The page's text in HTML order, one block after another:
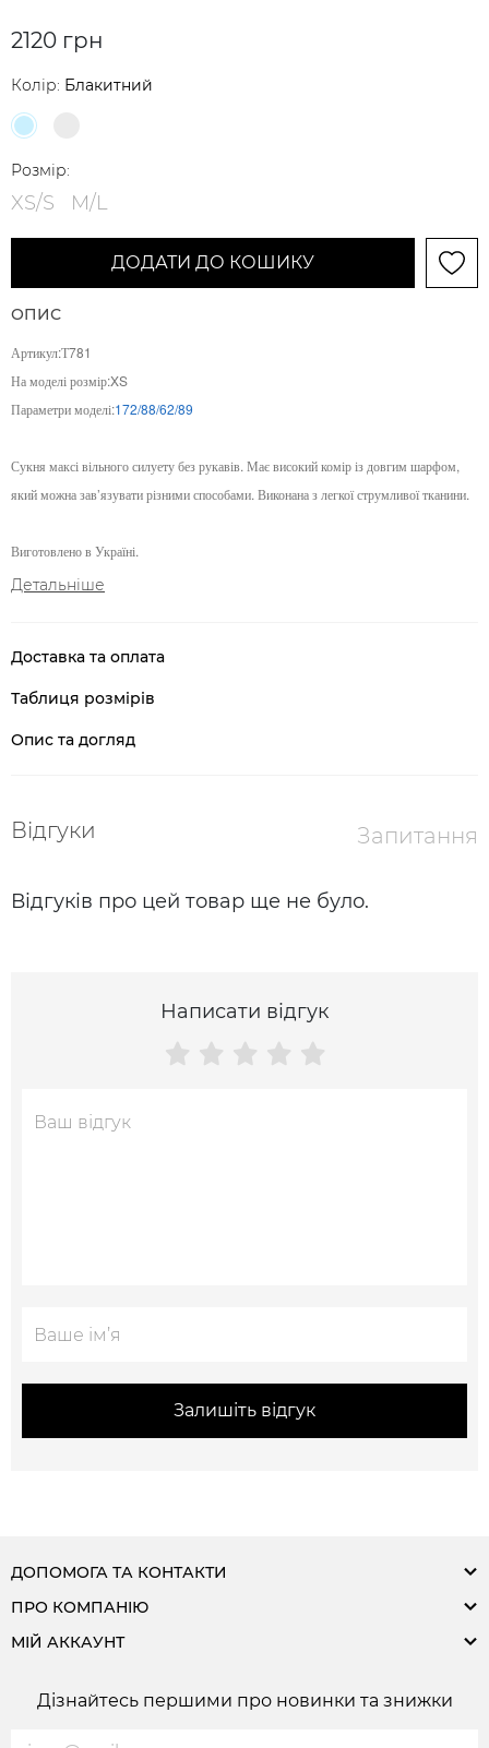
2120 грн
Колір: Блакитний
Розмір:
XS/S M/L
ДОДАТИ ДО КОШИКУ
ОПИС
Артикул:Т781
На моделі розмір:XS
Параметри моделі:172/88/62/89
Сукня максі вільного силуету без рукавів. Має високий комір із довгим шарфом,
який можна зав’язувати різними способами. Виконана з легкої струмливої тканини.
Виготовлено в Україні.
Детальніше
Доставка та оплата
Таблиця розмірів
Опис та догляд
Відгуки Запитання
Відгуків про цей товар ще не було.
Написати відгук
Залишіть відгук
ДОПОМОГА ТА КОНТАКТИ
ПРО КОМПАНІЮ
МІЙ АККАУНТ
Дізнайтесь першими про новинки та знижки